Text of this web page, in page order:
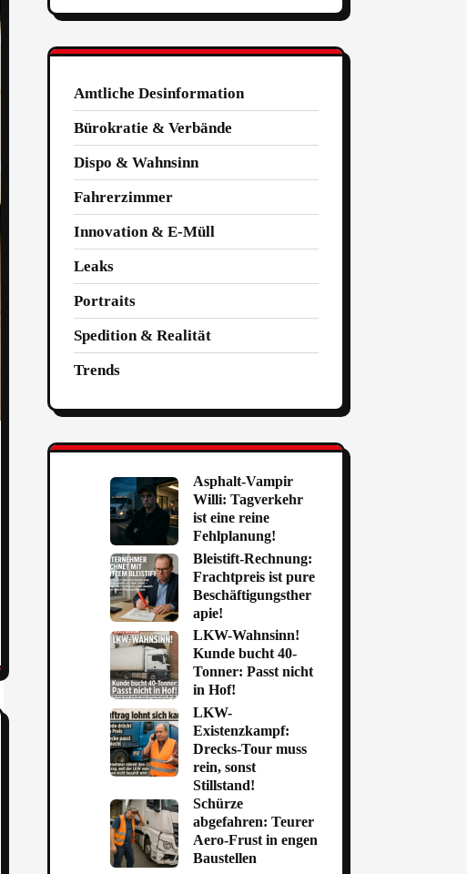
Amtliche Desinformation
Bürokratie & Verbände
Dispo & Wahnsinn
Fahrerzimmer
Innovation & E-Müll
Leaks
Portraits
Spedition & Realität
Trends
Asphalt-Vampir
Willi: Tagverkehr
ist eine reine
Fehlplanung!
Bleistift-Rechnung:
Frachtpreis ist pure
Beschäftigungsther
apie!
LKW-Wahnsinn!
Kunde bucht 40-
Tonner: Passt nicht
in Hof!
LKW-
Existenzkampf:
Drecks-Tour muss
rein, sonst
Stillstand!
Schürze
abgefahren: Teurer
Aero-Frust in engen
Baustellen